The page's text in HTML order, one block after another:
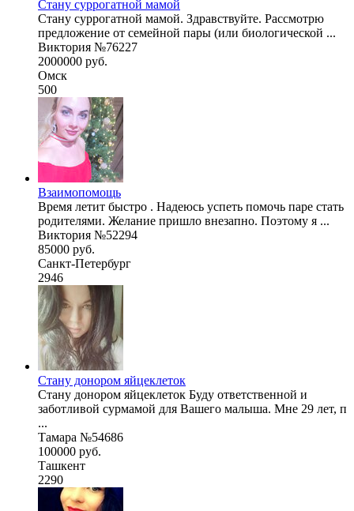
Стану суррогатной мамой
Стану суррогатной мамой. Здравствуйте. Рассмотрю
предложение от семейной пары (или биологической ...
Виктория №76227
2000000 руб.
Омск
500
Взаимопомощь
Время летит быстро . Надеюсь успеть помочь паре стать
родителями. Желание пришло внезапно. Поэтому я ...
Виктория №52294
85000 руб.
Санкт-Петербург
2946
Стану донором яйцеклеток
Стану донором яйцеклеток Буду ответственной и
заботливой сурмамой для Вашего малыша. Мне 29 лет, п
...
Тамара №54686
100000 руб.
Ташкент
2290